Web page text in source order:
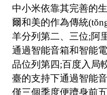
中小米依靠其完善的
爾和美的作為傳統
羊分列第二、三位;
通過智能音箱和智能
品位列第四;百度入局
臺的支持下通過智能音
僅三個季度便躋身前五